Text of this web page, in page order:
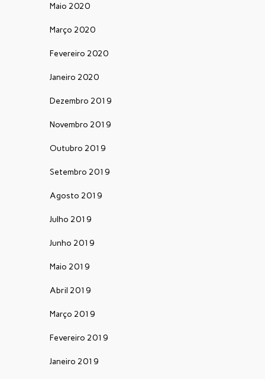
Maio 2020
Março 2020
Fevereiro 2020
Janeiro 2020
Dezembro 2019
Novembro 2019
Outubro 2019
Setembro 2019
Agosto 2019
Julho 2019
Junho 2019
Maio 2019
Abril 2019
Março 2019
Fevereiro 2019
Janeiro 2019